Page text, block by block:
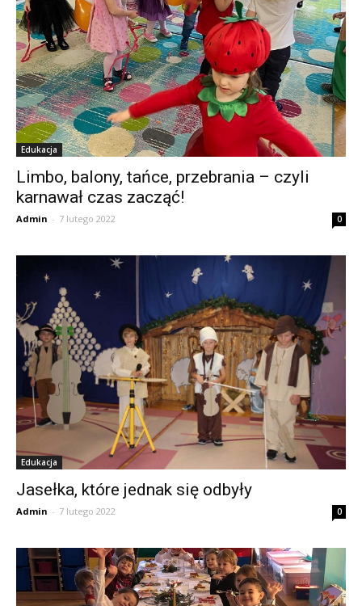
Edukacja
Limbo, balony, tańce, przebrania – czyli
karnawał czas zacząć!
Admin - 7 lutego 2022 0
Edukacja
Jasełka, które jednak się odbyły
Admin - 7 lutego 2022 0